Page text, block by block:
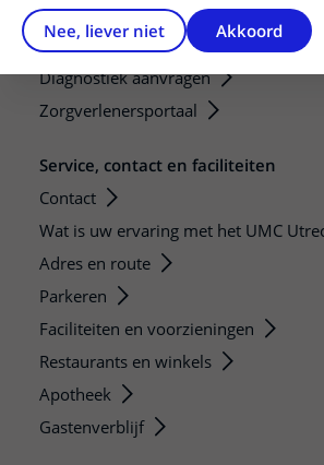
Mijn patiënt verwijzen
Teleconsult aanvragen
Diagnostiek aanvragen
Zorgverlenersportaal
Service, contact en faciliteiten
Contact
Wat is uw ervaring met het UMC
Adres en route
Parkeren
Faciliteiten en voorzieningen
Restaurants en winkels
Apotheek
Gastenverblijf
Nee, liever niet Akkoord